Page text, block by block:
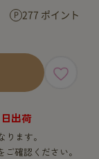
277 ポイント
出荷
ます。
ご確認ください。